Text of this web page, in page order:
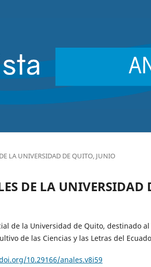
LA UNIVERSIDAD DE QUITO, JUNIO
DE LA UNIVERSIDAD
de la Universidad de Quito, destinado
de las Ciencias y las Letras del
10.29166/anales.v8i59